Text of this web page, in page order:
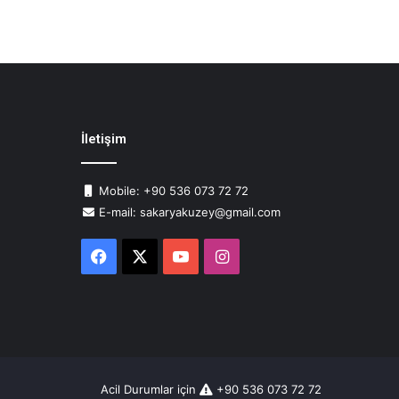
İletişim
Mobile: +90 536 073 72 72
E-mail: sakaryakuzey@gmail.com
Facebook YouTubeInstagram
Acil Durumlar için +90 536 073 72 72